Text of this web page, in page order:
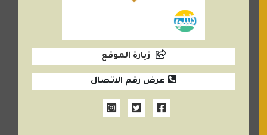
زيارة الموقع
عرض رقم الاتصال